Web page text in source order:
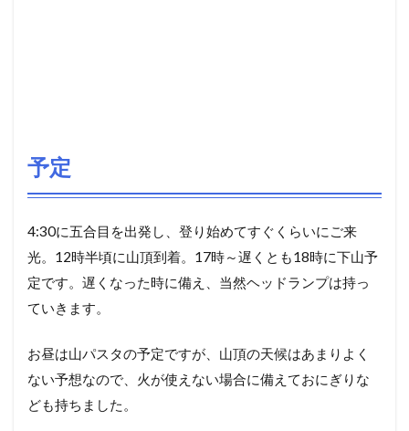
予定
4:30に五合目を出発し、登り始めてすぐくらいにご来
光。12時半頃に山頂到着。17時～遅くとも18時に下山予
定です。遅くなった時に備え、当然ヘッドランプは持っ
ていきます。
お昼は山パスタの予定ですが、山頂の天候はあまりよく
ない予想なので、火が使えない場合に備えておにぎりな
ども持ちました。